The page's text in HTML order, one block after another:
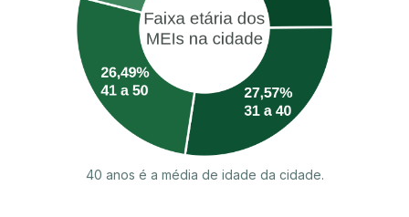
40 anos é a média de idade da cidade.